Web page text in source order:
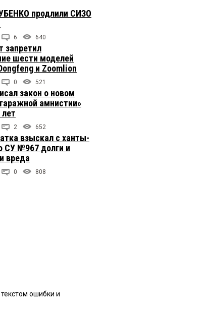
продлили СИЗО
6 640
запретил
шести моделей
и Zoomlion
0 521
закон о новом
амнистии»
2 652
взыскал с ханты-
СУ №967 долги и
вреда
0 808
ошибки и